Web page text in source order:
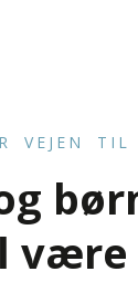
VEJEN
være